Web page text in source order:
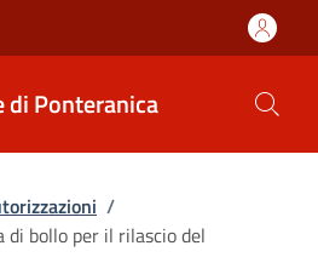
di Ponteranica
/
di bollo per il rilascio del